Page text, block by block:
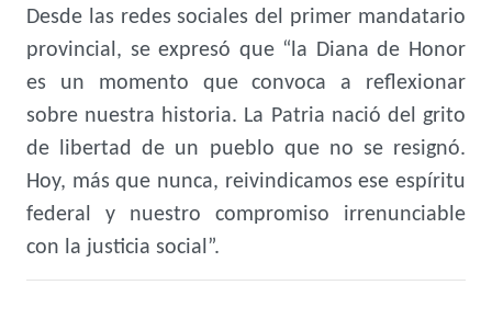
Desde las redes sociales del primer mandatario
provincial, se expresó que “la Diana de Honor
es un momento que convoca a reflexionar
sobre nuestra historia. La Patria nació del grito
de libertad de un pueblo que no se resignó.
Hoy, más que nunca, reivindicamos ese espíritu
federal y nuestro compromiso irrenunciable
con la justicia social”.